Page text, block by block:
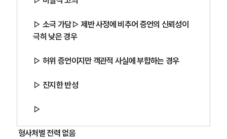
▷ 소극 가담▷ 제반 사정에 비추어 증언의 신뢰성이
극히 낮은 경우
▷ 허위 증언이지만 객관적 사실에 부합하는 경우
▷ 진지한 반성
▷
형사처벌 전력 없음